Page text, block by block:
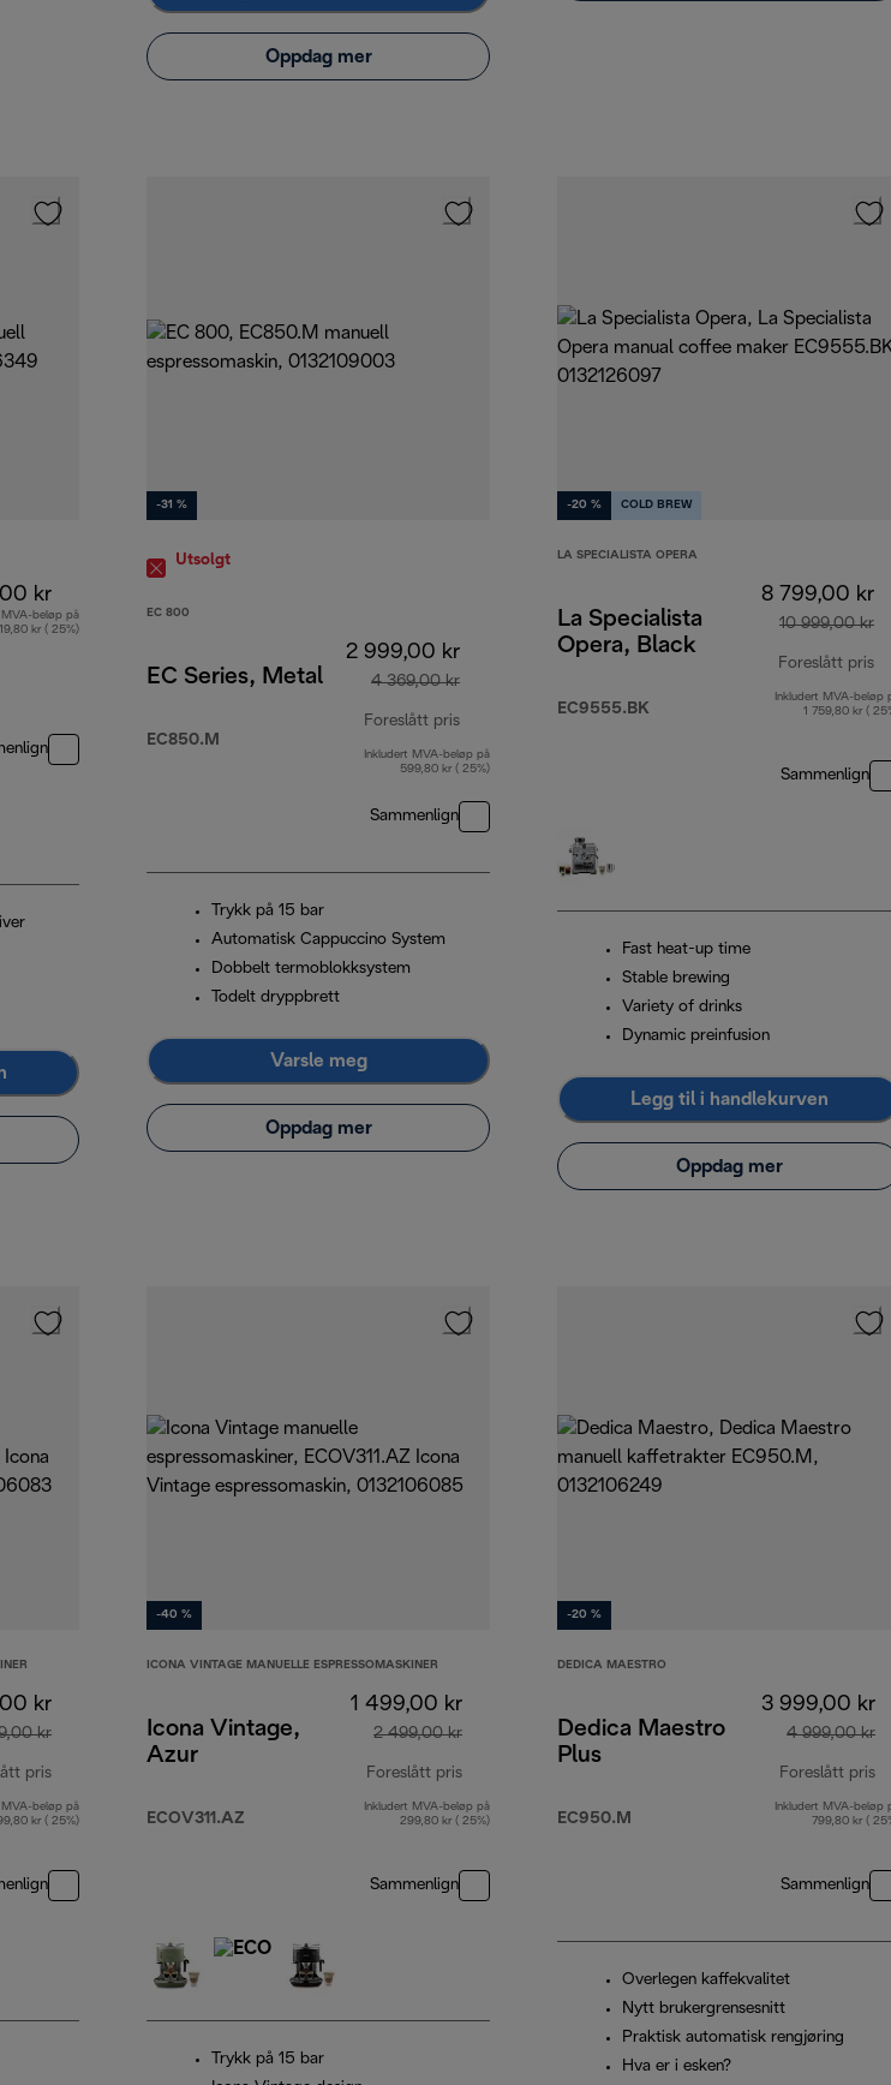
Oppdag mer
kr
MVA-beløp på
kr ( 25%)
-31 %
Utsolgt
EC 800
EC Series, Metal
EC850.M
2 999,00 kr
4 369,00 kr
Foreslått pris
opprinnelig pris 4 369,00 kr
Inkludert MVA-beløp på
599,80 kr ( 25%)
Sammenlign
Trykk på 15 bar
Automatisk Cappuccino System
Dobbelt termoblokksystem
Todelt dryppbrett
Varsle meg
Oppdag mer
-20 % COLD BREW
LA SPECIALISTA OPERA
La Specialista
Opera, Black
EC9555.BK
8 799,00 kr
10 999,00 kr
Foreslått pris
Inkludert MVA-beløp
1 759,80 kr (
Sammenlign
Fast heat-up time
Stable brewing
Variety of drinks
Dynamic preinfusion
Legg til i handlekurven
Oppdag mer
kr
kr
pris
opprinnelig pris 2 499,00 kr
MVA-beløp på
kr ( 25%)
-40 %
ICONA VINTAGE MANUELLE ESPRESSOMASKINER
Icona Vintage,
Azur
ECOV311.AZ
1 499,00 kr
2 499,00 kr
Foreslått pris
opprinnelig pris 2 499,00 kr
Inkludert MVA-beløp på
299,80 kr ( 25%)
Sammenlign
Trykk på 15 bar
-20 %
DEDICA MAESTRO
Dedica Maestro
Plus
EC950.M
3 999,00 kr
4 999,00 kr
Foreslått pris
Inkludert MVA-beløp
799,80 kr (
Sammenlign
Overlegen kaffekvalitet
Nytt brukergrensesnitt
Praktisk automatisk rengjøring
Hva er i esken?